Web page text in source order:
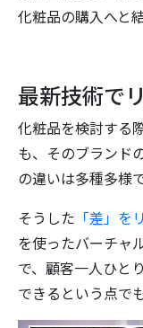
化粧品の購入へと
最新技術で
化粧品を検討する
も、そのブランド
の違いは多種多様で
そうした 「差」
を使ったバーチャ
で、顧客一人ひと
できるという点で